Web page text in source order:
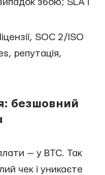
збою; SLA і
SOC 2/ISO
репутація,
безшовний
— у BTC. Так
чек і уникаєте